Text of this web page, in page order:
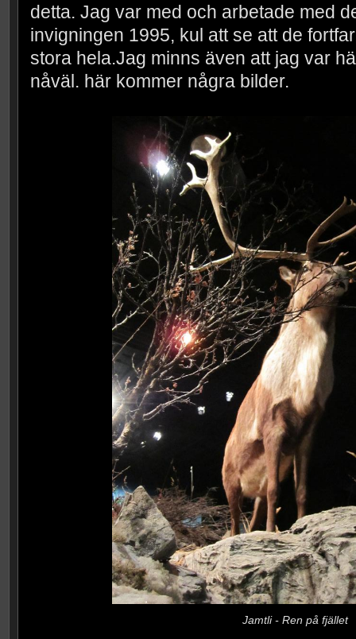
detta. Jag var med och arbetade med
invigningen 1995, kul att se att de
stora hela.Jag minns även att jag var
nåväl. här kommer några bilder.
Jamtli - Ren på fjället